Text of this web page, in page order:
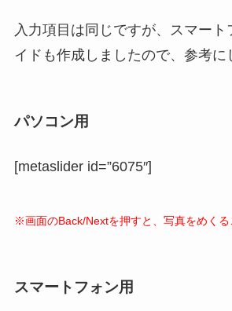
入力項目は同じですが、スマート
イドも作成しましたので、参考に
パソコン用
[metaslider id=”6075″]
※画面のBack/Nextを押すと、写真をめくる
スマートフォン用